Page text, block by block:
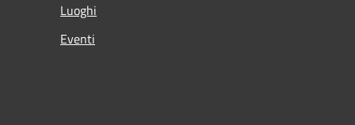
Luoghi
Eventi